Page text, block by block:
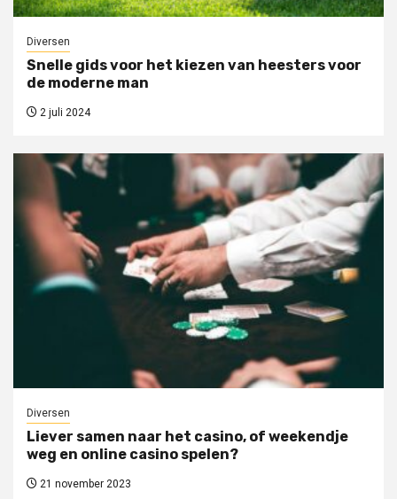
Diversen
Snelle gids voor het kiezen van heesters voor
de moderne man
2 juli 2024
Diversen
Liever samen naar het casino, of weekendje
weg en online casino spelen?
21 november 2023